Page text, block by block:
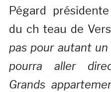
Pégard
du ch teau de
pas pour autant
pourra aller
Grands